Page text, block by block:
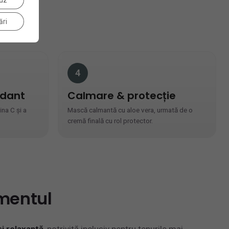
C și a
4
Calmare & protecție
Mască calmantă cu aloe vera, urmată de o
cremă finală cu rol protector.